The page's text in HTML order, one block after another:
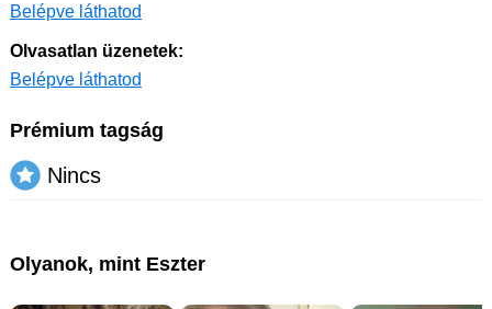
Belépve láthatod
Olvasatlan üzenetek:
Belépve láthatod
Prémium tagság
Nincs
Olyanok, mint Eszter